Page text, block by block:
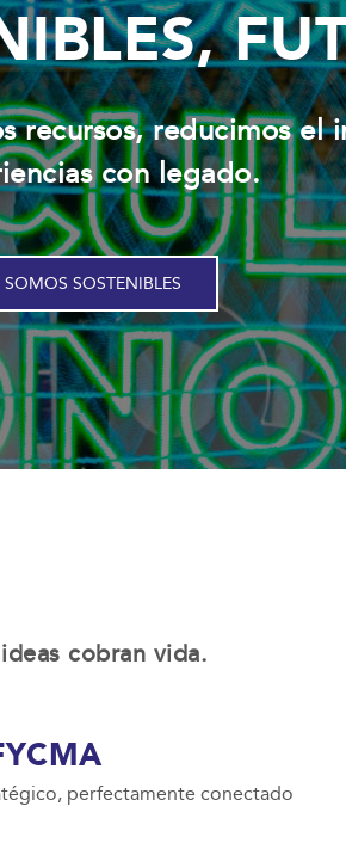
recursos, reducimos
con legado.
SOMOS SOSTENIBLES
cobran vida.
perfectamente conectado